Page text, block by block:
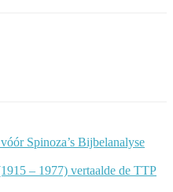
Spinoza’s Bijbelanalyse
– 1977) vertaalde de TTP